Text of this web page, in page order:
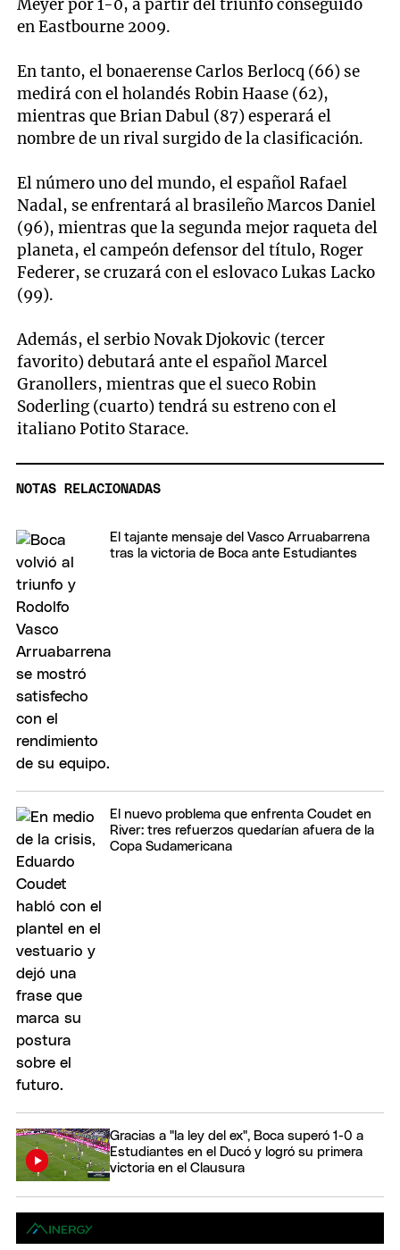
Meyer por 1-0, a partir del triunfo conseguido
en Eastbourne 2009.
En tanto, el bonaerense Carlos Berlocq (66) se
medirá con el holandés Robin Haase (62),
mientras que Brian Dabul (87) esperará el
nombre de un rival surgido de la clasificación.
El número uno del mundo, el español Rafael
Nadal, se enfrentará al brasileño Marcos Daniel
(96), mientras que la segunda mejor raqueta del
planeta, el campeón defensor del título, Roger
Federer, se cruzará con el eslovaco Lukas Lacko
(99).
Además, el serbio Novak Djokovic (tercer
favorito) debutará ante el español Marcel
Granollers, mientras que el sueco Robin
Soderling (cuarto) tendrá su estreno con el
italiano Potito Starace.
NOTAS RELACIONADAS
El tajante mensaje del Vasco Arruabarrena
tras la victoria de Boca ante Estudiantes
El nuevo problema que enfrenta Coudet en
River: tres refuerzos quedarían afuera de la
Copa Sudamericana
Gracias a "la ley del ex", Boca superó 1-0 a
Estudiantes en el Ducó y logró su primera
victoria en el Clausura